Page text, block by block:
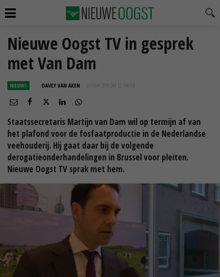
Nieuwe Oogst TV in gesprek
met Van Dam
NIEUWS DAVEY VAN AKEN 04 MAA 2016 OM 12:24
Staatssecretaris Martijn van Dam wil op termijn af van
het plafond voor de fosfaatproductie in de Nederlandse
veehouderij. Hij gaat daar bij de volgende
derogatieonderhandelingen in Brussel voor pleiten.
Nieuwe Oogst TV sprak met hem.